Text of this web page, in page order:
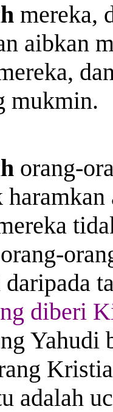
mereka,
aibkan
mukmin.
orang-
diberi
Yahudi
adalah